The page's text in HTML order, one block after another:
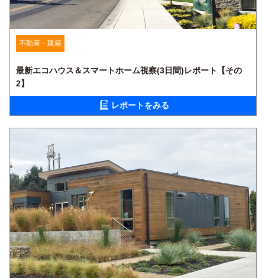
不動産・建築
最新エコハウス＆スマートホーム視察(3日間)レポート【その
2】
レポートをみる